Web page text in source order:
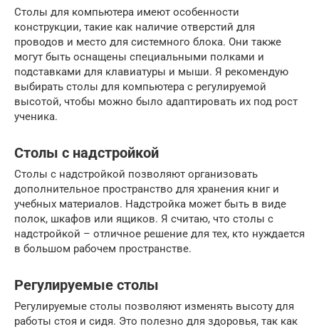
Столы для компьютера имеют особенности
конструкции, такие как наличие отверстий для
проводов и место для системного блока. Они также
могут быть оснащены специальными полками и
подставками для клавиатуры и мыши. Я рекомендую
выбирать столы для компьютера с регулируемой
высотой, чтобы можно было адаптировать их под рост
ученика.
Столы с надстройкой
Столы с надстройкой позволяют организовать
дополнительное пространство для хранения книг и
учебных материалов. Надстройка может быть в виде
полок, шкафов или ящиков. Я считаю, что столы с
надстройкой – отличное решение для тех, кто нуждается
в большом рабочем пространстве.
Регулируемые столы
Регулируемые столы позволяют изменять высоту для
работы стоя и сидя. Это полезно для здоровья, так как